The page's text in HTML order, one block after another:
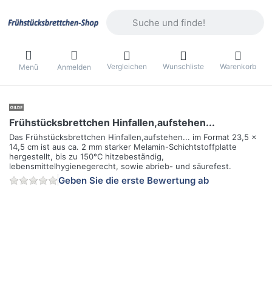
Menü Anmelden Vergleichen Wunschliste Warenkorb
Frühstücksbrettchen Hinfallen,aufstehen...
Das Frühstücksbrettchen Hinfallen,aufstehen... im Format 23,5 x
14,5 cm ist aus ca. 2 mm starker Melamin-Schichtstoffplatte
hergestellt, bis zu 150°C hitzebeständig,
lebensmittelhygienegerecht, sowie abrieb- und säurefest.
Geben Sie die erste Bewertung ab